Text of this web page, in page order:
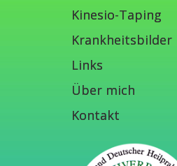
Kinesio-Taping
Krankheitsbilder
Links
Über mich
Kontakt